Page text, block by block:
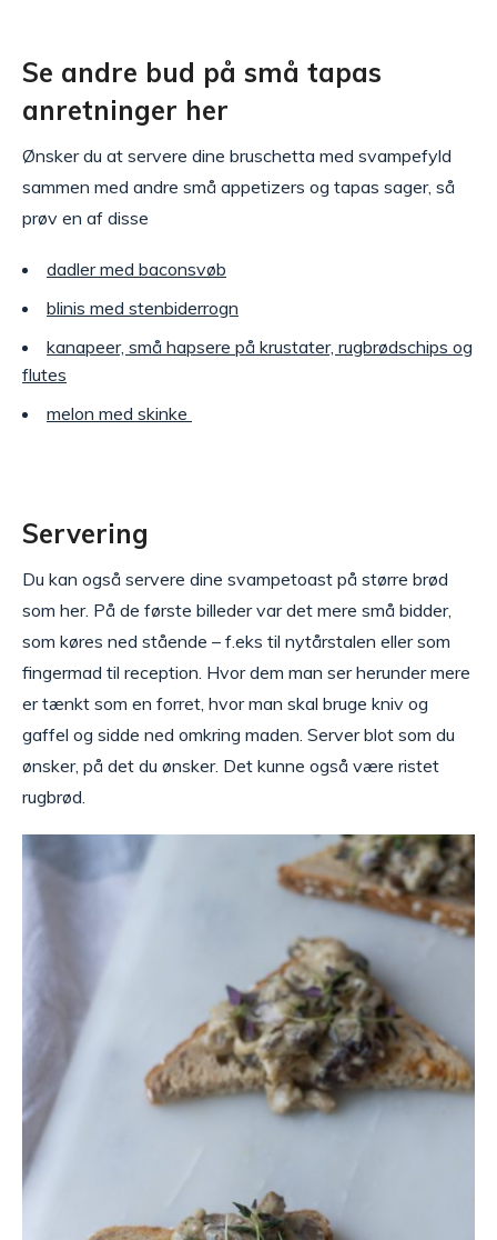
Se andre bud på små tapas
anretninger her
Ønsker du at servere dine bruschetta med svampefyld
sammen med andre små appetizers og tapas sager, så
prøv en af disse
dadler med baconsvøb
blinis med stenbiderrogn
kanapeer, små hapsere på krustater, rugbrødschips og
flutes
melon med skinke
Servering
Du kan også servere dine svampetoast på større brød
som her. På de første billeder var det mere små bidder,
som køres ned stående – f.eks til nytårstalen eller som
fingermad til reception. Hvor dem man ser herunder mere
er tænkt som en forret, hvor man skal bruge kniv og
gaffel og sidde ned omkring maden. Server blot som du
ønsker, på det du ønsker. Det kunne også være ristet
rugbrød.